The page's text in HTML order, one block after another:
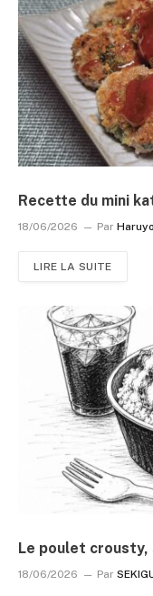
Recette du mini
18/06/2026 Par Haruyo
LIRE LA SUITE
Le poulet crousty,
18/06/2026 Par